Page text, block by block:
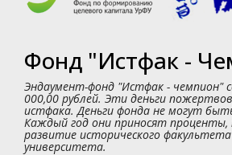
Фонд "Истфак -
Эндаумент-фонд "Истфак - чемпион"
000,00 рублей. Эти деньги
истфака. Деньги фонда не могут
Каждый год они приносят
развитие исторического факультета
университета.